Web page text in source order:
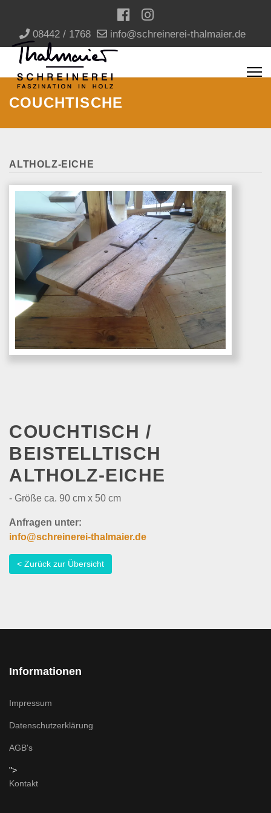
08442 / 1768 info@schreinerei-thalmaier.de
COUCHTISCHE
ALTHOLZ-EICHE
COUCHTISCH /
BEISTELLTISCH
ALTHOLZ-EICHE
- Größe ca. 90 cm x 50 cm
Anfragen unter:
info@schreinerei-thalmaier.de
< Zurück zur Übersicht
Informationen
Impressum
Datenschutzerklärung
AGB's
">
Kontakt